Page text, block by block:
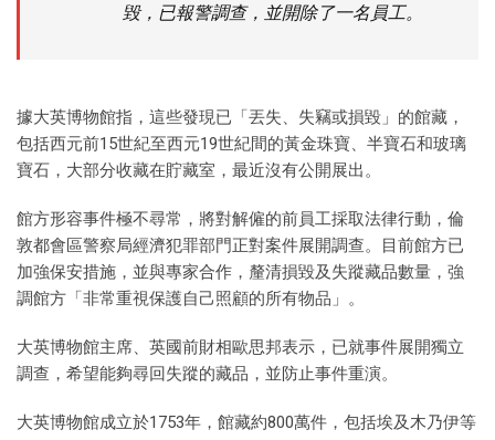
毀，已報警調查，並開除了一名員工。
據大英博物館指，這些發現已「丟失、失竊或損毀」的館藏，
包括西元前15世紀至西元19世紀間的黃金珠寶、半寶石和玻璃
寶石，大部分收藏在貯藏室，最近沒有公開展出。
館方形容事件極不尋常，將對解僱的前員工採取法律行動，倫
敦都會區警察局經濟犯罪部門正對案件展開調查。目前館方已
加強保安措施，並與專家合作，釐清損毀及失蹤藏品數量，強
調館方「非常重視保護自己照顧的所有物品」。
大英博物館主席、英國前財相歐思邦表示，已就事件展開獨立
調查，希望能夠尋回失蹤的藏品，並防止事件重演。
大英博物館成立於1753年，館藏約800萬件，包括埃及木乃伊等